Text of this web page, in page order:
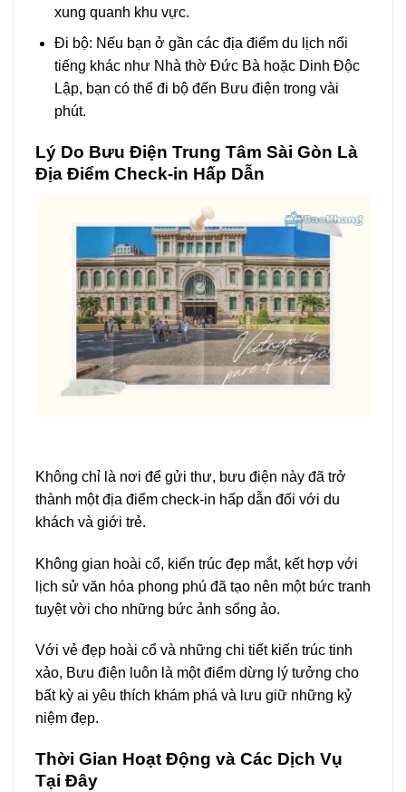
xung quanh khu vực.
Đi bộ: Nếu bạn ở gần các địa điểm du lịch nổi
tiếng khác như Nhà thờ Đức Bà hoặc Dinh Độc
Lập, bạn có thể đi bộ đến Bưu điện trong vài
phút.
Lý Do Bưu Điện Trung Tâm Sài Gòn Là
Địa Điểm Check-in Hấp Dẫn
Không chỉ là nơi để gửi thư, bưu điện này đã trở
thành một địa điểm check-in hấp dẫn đối với du
khách và giới trẻ.
Không gian hoài cổ, kiến trúc đẹp mắt, kết hợp với
lịch sử văn hóa phong phú đã tạo nên một bức tranh
tuyệt vời cho những bức ảnh sống ảo.
Với vẻ đẹp hoài cổ và những chi tiết kiến trúc tinh
xảo, Bưu điện luôn là một điểm dừng lý tưởng cho
bất kỳ ai yêu thích khám phá và lưu giữ những kỷ
niệm đẹp.
Thời Gian Hoạt Động và Các Dịch Vụ
Tại Đây